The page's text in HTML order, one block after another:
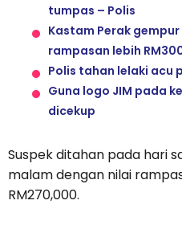
tumpas – Polis
Kastam Perak
rampasan lebih
Polis tahan lelaki acu
Guna logo JIM pada
dicekup
Suspek ditahan pada hari
malam dengan nilai
RM270,000.